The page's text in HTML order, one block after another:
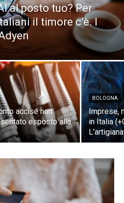
al posto tuo? Per
il timore c’è. I
accise non
esposto alla
BOLOGNA
Imprese,
in Italia